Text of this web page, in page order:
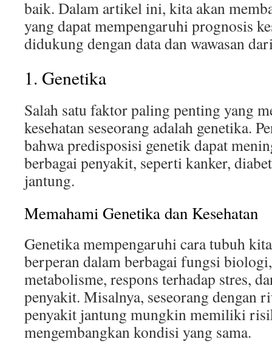
baik. Dalam artikel ini, kita akan
yang dapat mempengaruhi prognosis
didukung dengan data dan wawasan
1. Genetika
Salah satu faktor paling penting yang
kesehatan seseorang adalah genetika.
bahwa predisposisi genetik dapat
berbagai penyakit, seperti kanker,
jantung.
Memahami Genetika dan Kesehatan
Genetika mempengaruhi cara tubuh
berperan dalam berbagai fungsi
metabolisme, respons terhadap stres,
penyakit. Misalnya, seseorang dengan
penyakit jantung mungkin memiliki
mengembangkan kondisi yang sama.